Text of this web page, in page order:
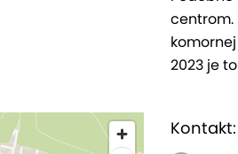
centrom.
2023 je
Kontakt: